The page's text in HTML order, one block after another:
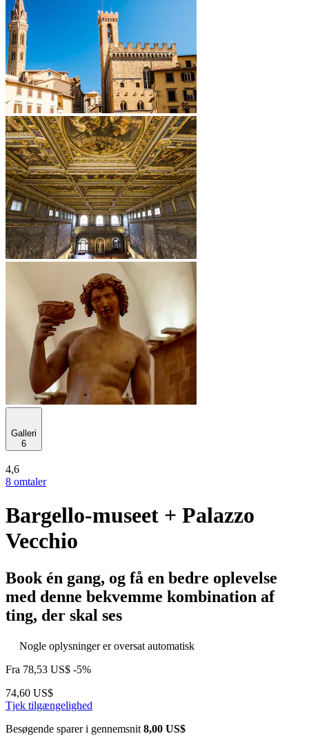
Galleri
6
4,6
8 omtaler
Bargello-museet + Palazzo
Vecchio
Book én gang, og få en bedre oplevelse
med denne bekvemme kombination af
ting, der skal ses
Nogle oplysninger er oversat automatisk
Fra 78,53 US$ -5%
74,60 US$
Tjek tilgængelighed
Besøgende sparer i gennemsnit 8,00 US$